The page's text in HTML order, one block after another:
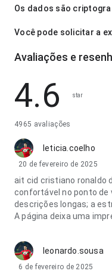
Os dados são
Você pode solicitar a
Avaliações e
4.6 star
4965 avaliações
leticia.coelho
20 de fevereiro de 2025
ait cid cristiano ronaldo
confortável no ponto de
descrições longas; a
A página deixa uma
leonardo.sousa
6 de fevereiro de 2025